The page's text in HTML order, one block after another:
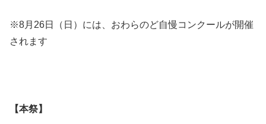
※8月26日（日）には、おわらのど自慢コンクールが開催
されます
【本祭】